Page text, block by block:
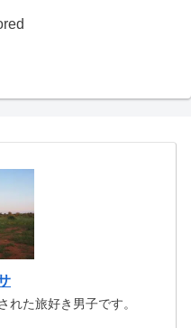
れた旅好き男子です。